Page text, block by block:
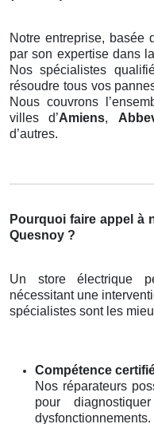
Notre entreprise, basée
par son expertise dans
Nos spécialistes
résoudre tous vos
Nous couvrons
villes d’Amiens,
d’autres.
Pourquoi faire appel à
Quesnoy ?
Un store électrique
nécessitant une
spécialistes sont les
Compétence
Nos réparateurs
pour
dysfonctionnements.